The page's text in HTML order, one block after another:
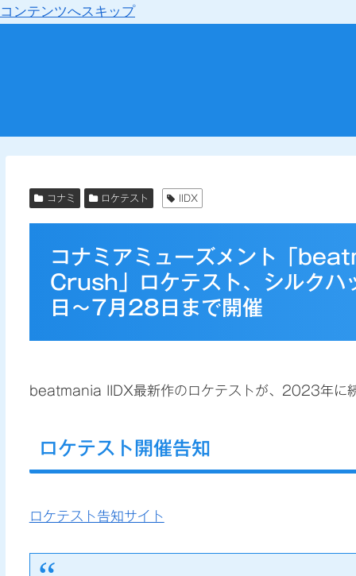
コンテンツへスキップ
コナミ ロケテスト IIDX
コナミアミューズメント「
Crush」ロケテスト、シルク
日～7月28日まで開催
beatmania IIDX最新作のロケテストが、2023年に
ロケテスト開催告知
ロケテスト告知サイト